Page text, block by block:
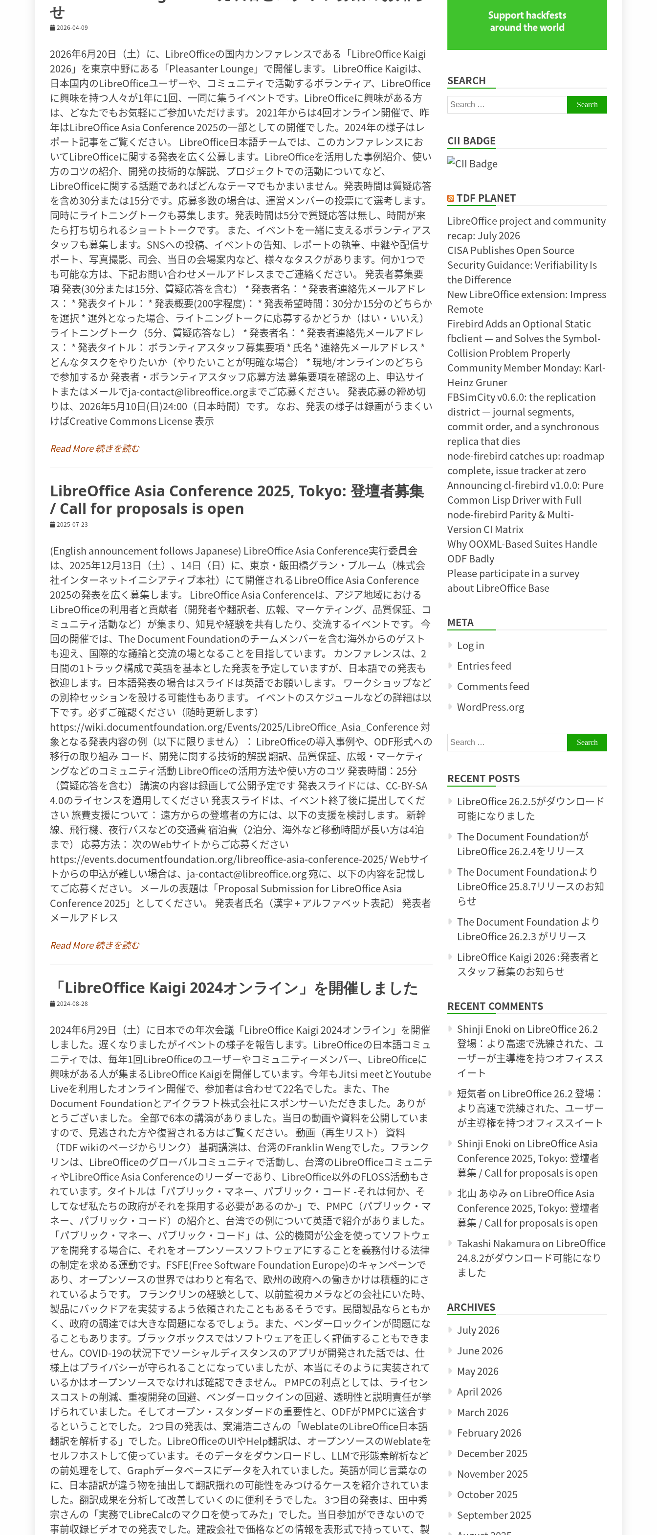
せ
2026-04-09
2026年6月20日（土）に、LibreOfficeの国内カンファレンスである「LibreOffice Kaigi
2026」を東京中野にある「Pleasanter Lounge」で開催します。 LibreOffice Kaigiは、
日本国内のLibreOfficeユーザーや、コミュニティで活動するボランティア、LibreOffice
に興味を持つ人々が1年に1回、一同に集うイベントです。LibreOfficeに興味がある方
は、どなたでもお気軽にご参加いただけます。 2021年からは4回オンライン開催で、昨
年はLibreOffice Asia Conference 2025の一部としての開催でした。2024年の様子はレ
ポート記事をご覧ください。 LibreOffice日本語チームでは、このカンファレンスにお
いてLibreOfficeに関する発表を広く公募します。LibreOfficeを活用した事例紹介、使い
方のコツの紹介、開発の技術的な解説、プロジェクトでの活動についてなど、
LibreOfficeに関する話題であればどんなテーマでもかまいません。発表時間は質疑応答
を含め30分または15分です。応募多数の場合は、運営メンバーの投票にて選考します。
同時にライトニングトークも募集します。発表時間は5分で質疑応答は無し、時間が来
たら打ち切られるショートトークです。 また、イベントを一緒に支えるボランティアス
タッフも募集します。SNSへの投稿、イベントの告知、レポートの執筆、中継や配信サ
ポート、写真撮影、司会、当日の会場案内など、様々なタスクがあります。何か1つで
も可能な方は、下記お問い合わせメールアドレスまでご連絡ください。 発表者募集要
項 発表(30分または15分、質疑応答を含む） * 発表者名： * 発表者連絡先メールアドレ
ス： * 発表タイトル： * 発表概要(200字程度)： * 発表希望時間：30分か15分のどちらか
を選択 * 選外となった場合、ライトニングトークに応募するかどうか（はい・いいえ）
ライトニングトーク（5分、質疑応答なし） * 発表者名： * 発表者連絡先メールアドレ
ス： * 発表タイトル： ボランティアスタッフ募集要項 * 氏名 * 連絡先メールアドレス *
どんなタスクをやりたいか（やりたいことが明確な場合） * 現地/オンラインのどちら
で参加するか 発表者・ボランティアスタッフ応募方法 募集要項を確認の上、申込サイ
トまたはメールでja-contact@libreoffice.orgまでご応募ください。 発表応募の締め切
りは、2026年5月10日(日)24:00（日本時間）です。 なお、発表の様子は録画がうまくい
けばCreative Commons License 表示
Read More 続きを読む
LibreOffice Asia Conference 2025, Tokyo: 登壇者募集
/ Call for proposals is open
2025-07-23
(English announcement follows Japanese) LibreOffice Asia Conference実行委員会
は、2025年12月13日（土）、14日（日）に、東京・飯田橋グラン・ブルーム（株式会
社インターネットイニシアティブ本社）にて開催されるLibreOffice Asia Conference
2025の発表を広く募集します。 LibreOffice Asia Conferenceは、アジア地域における
LibreOfficeの利用者と貢献者（開発者や翻訳者、広報、マーケティング、品質保証、コ
ミュニティ活動など）が集まり、知見や経験を共有したり、交流するイベントです。 今
回の開催では、The Document Foundationのチームメンバーを含む海外からのゲスト
も迎え、国際的な議論と交流の場となることを目指しています。 カンファレンスは、2
日間の1トラック構成で英語を基本とした発表を予定していますが、日本語での発表も
歓迎します。日本語発表の場合はスライドは英語でお願いします。 ワークショップなど
の別枠セッションを設ける可能性もあります。 イベントのスケジュールなどの詳細は以
下です。必ずご確認ください（随時更新します）
https://wiki.documentfoundation.org/Events/2025/LibreOffice_Asia_Conference 対
象となる発表内容の例（以下に限りません）： LibreOfficeの導入事例や、ODF形式への
移行の取り組み コード、開発に関する技術的解説 翻訳、品質保証、広報・マーケティ
ングなどのコミュニティ活動 LibreOfficeの活用方法や使い方のコツ 発表時間：25分
（質疑応答を含む） 講演の内容は録画して公開予定です 発表スライドには、CC-BY-SA
4.0のライセンスを適用してください 発表スライドは、イベント終了後に提出してくだ
さい 旅費支援について： 遠方からの登壇者の方には、以下の支援を検討します。 新幹
線、飛行機、夜行バスなどの交通費 宿泊費（2泊分、海外など移動時間が長い方は4泊
まで） 応募方法： 次のWebサイトからご応募ください
https://events.documentfoundation.org/libreoffice-asia-conference-2025/ Webサイ
トからの申込が難しい場合は、ja-contact@libreoffice.org 宛に、以下の内容を記載し
てご応募ください。 メールの表題は「Proposal Submission for LibreOffice Asia
Conference 2025」としてください。 発表者氏名（漢字 + アルファベット表記） 発表者
メールアドレス
Read More 続きを読む
「LibreOffice Kaigi 2024オンライン」を開催しました
2024-08-28
2024年6月29日（土）に日本での年次会議「LibreOffice Kaigi 2024オンライン」を開催
しました。遅くなりましたがイベントの様子を報告します。LibreOfficeの日本語コミュ
ニティでは、毎年1回LibreOfficeのユーザーやコミュニティーメンバー、LibreOfficeに
興味がある人が集まるLibreOffice Kaigiを開催しています。今年もJitsi meetとYoutube
Liveを利用したオンライン開催で、参加者は合わせて22名でした。また、The
Document Foundationとアイクラフト株式会社にスポンサーいただきました。ありが
とうございました。 全部で6本の講演がありました。当日の動画や資料を公開していま
すので、見逃された方や復習される方はご覧ください。 動画（再生リスト） 資料
（TDF wikiのページからリンク） 基調講演は、台湾のFranklin Wengでした。フランク
リンは、LibreOfficeのグローバルコミュニティで活動し、台湾のLibreOfficeコミュニテ
ィやLibreOffice Asia Conferenceのリーダーであり、LibreOffice以外のFLOSS活動もさ
れています。タイトルは「パブリック・マネー、パブリック・コード -それは何か、そ
してなぜ私たちの政府がそれを採用する必要があるのか-」で、PMPC（パブリック・マ
ネー、パブリック・コード）の紹介と、台湾での例について英語で紹介がありました。
「パブリック・マネー、パブリック・コード」は、公的機関が公金を使ってソフトウェ
アを開発する場合に、それをオープンソースソフトウェアにすることを義務付ける法律
の制定を求める運動です。FSFE(Free Software Foundation Europe)のキャンペーンで
あり、オープンソースの世界ではわりと有名で、欧州の政府への働きかけは積極的にさ
れているようです。 フランクリンの経験として、以前監視カメラなどの会社にいた時、
製品にバックドアを実装するよう依頼されたこともあるそうです。民間製品ならともか
く、政府の調達では大きな問題になるでしょう。また、ベンダーロックインが問題にな
ることもあります。ブラックボックスではソフトウェアを正しく評価することもできま
せん。COVID-19の状況下でソーシャルディスタンスのアプリが開発された話では、仕
様上はプライバシーが守られることになっていましたが、本当にそのように実装されて
いるかはオープンソースでなければ確認できません。 PMPCの利点としては、ライセン
スコストの削減、重複開発の回避、ベンダーロックインの回避、透明性と説明責任が挙
げられていました。そしてオープン・スタンダードの重要性と、ODFがPMPCに適合す
るということでした。 2つ目の発表は、案浦浩二さんの「WeblateのLibreOffice日本語
翻訳を解析する」でした。LibreOfficeのUIやHelp翻訳は、オープンソースのWeblateを
セルフホストして使っています。そのデータをダウンロードし、LLMで形態素解析など
の前処理をして、Graphデータベースにデータを入れていました。英語が同じ言葉なの
に、日本語訳が違う物を抽出して翻訳揺れの可能性をみつけるケースを紹介されていま
した。翻訳成果を分析して改善していくのに便利そうでした。 3つ目の発表は、田中秀
宗さんの「実務でLibreCalcのマクロを使ってみた」でした。当日参加ができないので
事前収録ビデオでの発表でした。建設会社で価格などの情報を表形式で持っていて、製
SEARCH
Search
for:
CII BADGE
TDF PLANET
LibreOffice project and community
recap: July 2026
CISA Publishes Open Source
Security Guidance: Verifiability Is
the Difference
New LibreOffice extension: Impress
Remote
Firebird Adds an Optional Static
fbclient — and Solves the Symbol-
Collision Problem Properly
Community Member Monday: Karl-
Heinz Gruner
FBSimCity v0.6.0: the replication
district — journal segments,
commit order, and a synchronous
replica that dies
node-firebird catches up: roadmap
complete, issue tracker at zero
Announcing cl-firebird v1.0.0: Pure
Common Lisp Driver with Full
node-firebird Parity & Multi-
Version CI Matrix
Why OOXML-Based Suites Handle
ODF Badly
Please participate in a survey
about LibreOffice Base
META
Log in
Entries feed
Comments feed
WordPress.org
Search
for:
RECENT POSTS
LibreOffice 26.2.5がダウンロード
可能になりました
The Document Foundationが
LibreOffice 26.2.4をリリース
The Document Foundationより
LibreOffice 25.8.7リリースのお知
らせ
The Document Foundation より
LibreOffice 26.2.3 がリリース
LibreOffice Kaigi 2026 :発表者と
スタッフ募集のお知らせ
RECENT COMMENTS
Shinji Enoki on LibreOffice 26.2
登場：より高速で洗練された、ユ
ーザーが主導権を持つオフィスス
イート
短気者 on LibreOffice 26.2 登場：
より高速で洗練された、ユーザー
が主導権を持つオフィススイート
Shinji Enoki on LibreOffice Asia
Conference 2025, Tokyo: 登壇者
募集 / Call for proposals is open
北山 あゆみ on LibreOffice Asia
Conference 2025, Tokyo: 登壇者
募集 / Call for proposals is open
Takashi Nakamura on LibreOffice
24.8.2がダウンロード可能になり
ました
ARCHIVES
July 2026
June 2026
May 2026
April 2026
March 2026
February 2026
December 2025
November 2025
October 2025
September 2025